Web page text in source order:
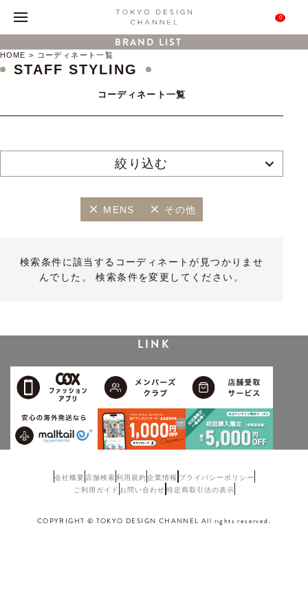
0
BRAND LIST
HOME コーディネート一覧
STAFF STYLING
コーディネート一覧
絞り込む
MENS その他
検索条件に該当するコーディネートが見つかりませ
んでした。 検索条件を変更してください。
LINK
会社概要 店舗検索利用規約企業情報 プライバシーポリシー
ご利用ガイド お問い合わせ 特定商取引法の表示
COPYRIGHT © TOKYO DESIGN CHANNEL All rights reserved.